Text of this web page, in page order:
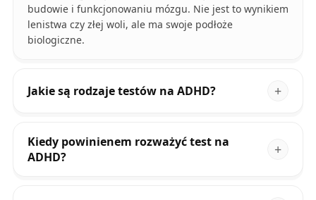
budowie i funkcjonowaniu mózgu. Nie jest to wynikiem
lenistwa czy złej woli, ale ma swoje podłoże
biologiczne.
Jakie są rodzaje testów na ADHD?
Kiedy powinienem rozważyć test na
ADHD?